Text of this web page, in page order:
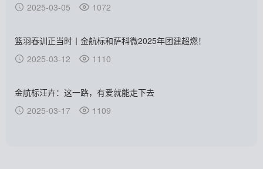
2025-03-05
1072
篮羽春训正当时丨金航标和萨科微2025年团建超燃！
2025-03-12
1110
金航标汪卉：这一路，有爱就能走下去
2025-03-17
1109